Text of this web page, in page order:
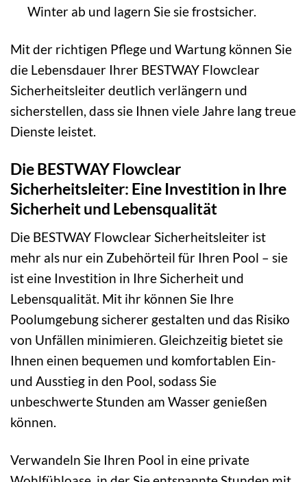
Winter ab und lagern Sie sie frostsicher.
Mit der richtigen Pflege und Wartung können Sie
die Lebensdauer Ihrer BESTWAY Flowclear
Sicherheitsleiter deutlich verlängern und
sicherstellen, dass sie Ihnen viele Jahre lang treue
Dienste leistet.
Die BESTWAY Flowclear
Sicherheitsleiter: Eine Investition in Ihre
Sicherheit und Lebensqualität
Die BESTWAY Flowclear Sicherheitsleiter ist
mehr als nur ein Zubehörteil für Ihren Pool – sie
ist eine Investition in Ihre Sicherheit und
Lebensqualität. Mit ihr können Sie Ihre
Poolumgebung sicherer gestalten und das Risiko
von Unfällen minimieren. Gleichzeitig bietet sie
Ihnen einen bequemen und komfortablen Ein-
und Ausstieg in den Pool, sodass Sie
unbeschwerte Stunden am Wasser genießen
können.
Verwandeln Sie Ihren Pool in eine private